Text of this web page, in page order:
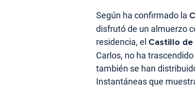
Según ha confirmado la
disfrutó de un almuerzo
residencia, el Castillo
Carlos, no ha
también se han
Instantáneas que